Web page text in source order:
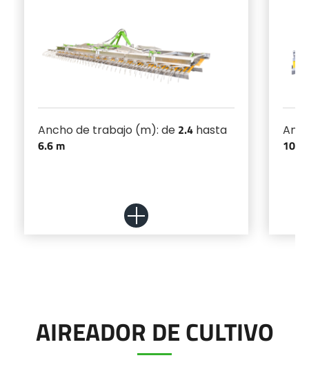
العربية
Ancho de trabajo (m): de 2.4 hasta
6.6 m
Más información
10.8
AIREADOR DE CULTIVO